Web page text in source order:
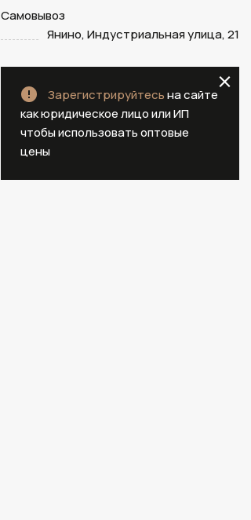
Самовывоз
Янино, Индустриальная улица, 21
Зарегистрируйтесьна сайте
как юридическое лицо или ИП
чтобы использовать оптовые
цены